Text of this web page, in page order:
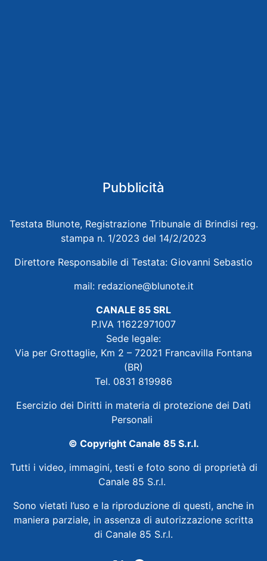
Pubblicità
Testata Blunote, Registrazione Tribunale di Brindisi reg.
stampa n. 1/2023 del 14/2/2023
Direttore Responsabile di Testata: Giovanni Sebastio
mail: redazione@blunote.it
CANALE 85 SRL
P.IVA 11622971007
Sede legale:
Via per Grottaglie, Km 2 – 72021 Francavilla Fontana
(BR)
Tel. 0831 819986
Esercizio dei Diritti in materia di protezione dei Dati
Personali
© Copyright Canale 85 S.r.l.
Tutti i video, immagini, testi e foto sono di proprietà di
Canale 85 S.r.l.
Sono vietati l’uso e la riproduzione di questi, anche in
maniera parziale, in assenza di autorizzazione scritta
di Canale 85 S.r.l.